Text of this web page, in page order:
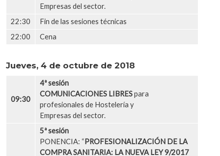
Empresas del sector.
22:30
Fin de las sesiones técnicas
22:00
Cena
Jueves, 4 de octubre de 2018
09:30
4ª sesión
COMUNICACIONES LIBRESpara
profesionales de Hostelería y
Empresas del sector.
5ª sesión
PONENCIA: “PROFESIONALIZACIÓN DE LA
COMPRA SANITARIA: LA NUEVA LEY 9/2017